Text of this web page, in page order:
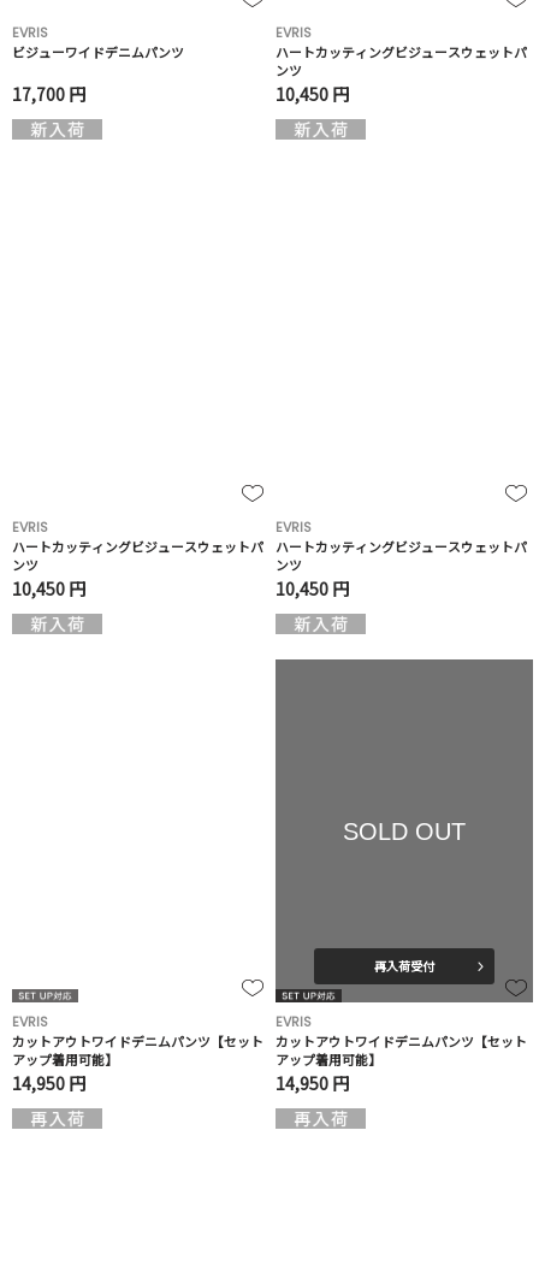
EVRIS
ビジューワイドデニムパンツ
17,700 円
EVRIS
ハートカッティングビジュースウェットパ
ンツ
10,450 円
EVRIS
ハートカッティングビジュースウェットパ
ンツ
10,450 円
EVRIS
ハートカッティングビジュースウェットパ
ンツ
10,450 円
EVRIS
カットアウトワイドデニムパンツ【セット
アップ着用可能】
14,950 円
SOLD OUT
再入荷受付
EVRIS
カットアウトワイドデニムパンツ【セット
アップ着用可能】
14,950 円